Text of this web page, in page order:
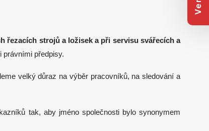
řezacích strojů a ložisek a při servisu svářecích a
právními předpisy.
velký důraz na výběr pracovníků, na sledování a
tak, aby jméno společnosti bylo synonymem